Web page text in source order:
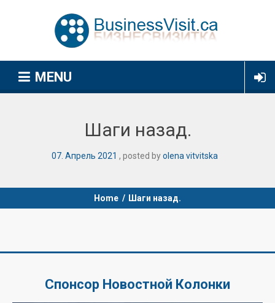
MENU
Шаги назад.
07. Апрель 2021 posted byolena vitvitska
Home / Шаги назад.
Спонсор Новостной Колонки